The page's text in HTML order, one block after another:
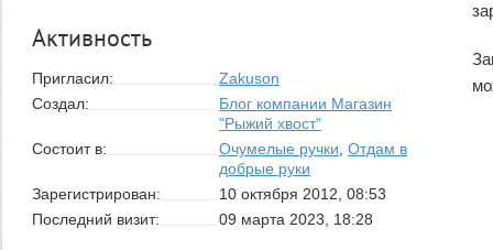
Активность
Пригласил:
Zakuson
Создал:
Блог компании Магазин
"Рыжий хвост"
Состоит в:
Очумелые ручки Отдам в
добрые руки
Зарегистрирован:
10 октября 2012, 08:53
Последний визит:
09 марта 2023, 18:28